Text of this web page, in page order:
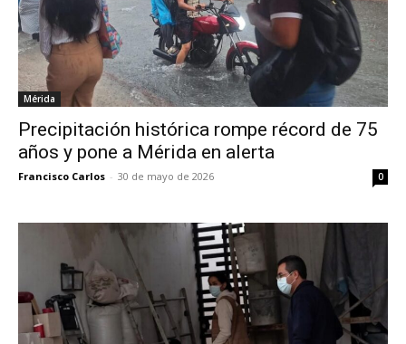
Mérida
Precipitación histórica rompe récord de 75
años y pone a Mérida en alerta
Francisco Carlos - 30 de mayo de 2026 0